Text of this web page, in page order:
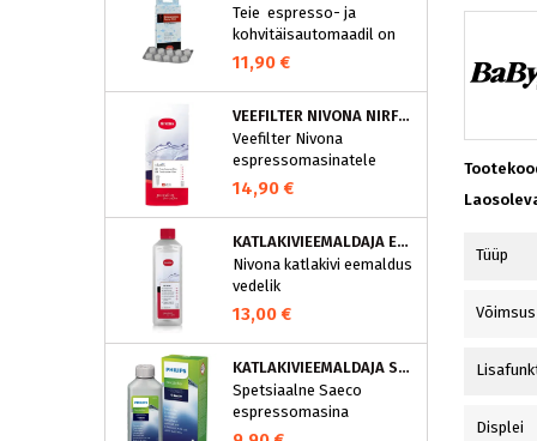
Teie espresso- ja
kohvitäisautomaadil on
integreeritud
puhastusprogramm.
NIVONA puhastustabletid
on loodud spetsiaalselt
selle programmi jaoks ja
eraldavad mustuse nagu
nt kohvirasva
aparaati ja tagab täiusliku
aroomi.
11,90 €
VEEFILTER NIVONA NIRF701
Veefilter Nivona
espressomasinatele
14,90 €
KATLAKIVIEEMALDAJA ESPRESSOMASINATELE, NIVONA (500 ML)
Nivona katlakivi eemaldus
vedelik
espressomasinatele
13,00 €
KATLAKIVIEEMALDAJA SAECO ESPRESSOMASINATELE, PHILIPS CA6700/10
Spetsiaalne Saeco
espressomasina
katlakivieemaldi
Tüüp
Võimsus
Displei